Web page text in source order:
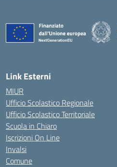
Link Esterni
MIUR
Ufficio Scolastico Regionale
Ufficio Scolastico Territoriale
Scuola in Chiaro
Iscrizioni On Line
Invalsi
Comune